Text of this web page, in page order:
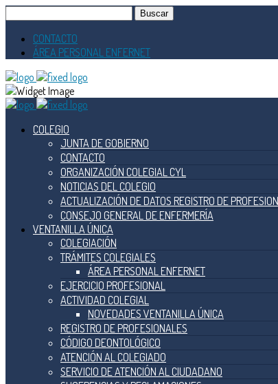
CONTACTO
ÁREA PERSONAL ENFERNET
COLEGIO
JUNTA DE GOBIERNO
CONTACTO
ORGANIZACIÓN COLEGIAL CYL
NOTICIAS DEL COLEGIO
ACTUALIZACIÓN DE DATOS REGISTRO DE
CONSEJO GENERAL DE ENFERMERÍA
VENTANILLA ÚNICA
COLEGIACIÓN
TRÁMITES COLEGIALES
ÁREA PERSONAL ENFERNET
EJERCICIO PROFESIONAL
ACTIVIDAD COLEGIAL
NOVEDADES VENTANILLA ÚNICA
REGISTRO DE PROFESIONALES
CÓDIGO DEONTOLÓGICO
ATENCIÓN AL COLEGIADO
SERVICIO DE ATENCIÓN AL CIUDADANO